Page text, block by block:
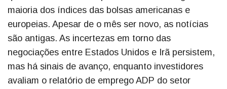
maioria dos índices das bolsas americanas e
europeias. Apesar de o mês ser novo, as notícias
são antigas. As incertezas em torno das
negociações entre Estados Unidos e Irã persistem,
mas há sinais de avanço, enquanto investidores
avaliam o relatório de emprego ADP do setor